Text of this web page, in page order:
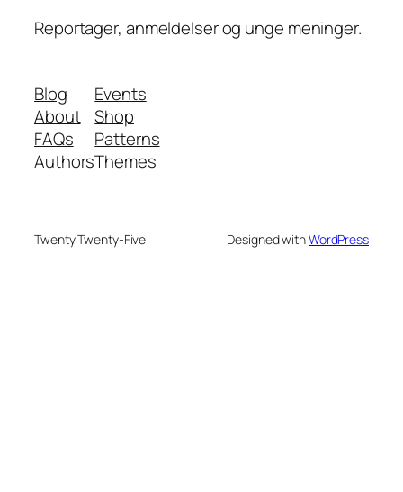
Reportager, anmeldelser og unge meninger.
Blog
About
FAQs
Authors
Events
Shop
Patterns
Themes
Twenty Twenty-Five Designed withWordPress